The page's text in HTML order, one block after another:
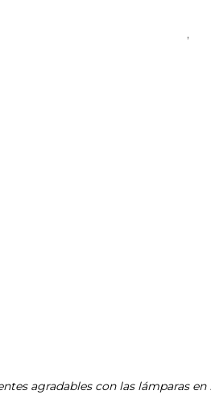
,
agradables con las lámparas en